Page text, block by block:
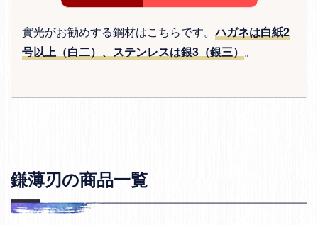
實光がお勧めする鋼材はこちらです。ハガネは白紙2
号以上（白二）、ステンレスは銀3（銀三） 。
鎌薄刃の商品一覧